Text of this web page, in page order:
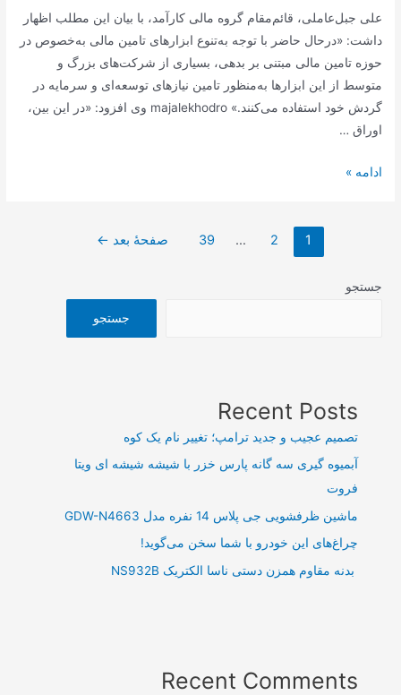
علی جبل‌عاملی، قائم‌مقام گروه مالی کارآمد، با بیان این مطلب اظهار
داشت: «درحال ‌حاضر با توجه به‌تنوع ابزارهای تامین مالی به‌خصوص در
حوزه تامین مالی مبتنی بر بدهی، بسیاری از شرکت‌های بزرگ و
متوسط از این ابزارها به‌منظور تامین نیازهای توسعه‌ای و سرمایه در
گردش خود استفاده می‌کنند.» majalekhodro وی افزود: «در این بین،
اوراق …
تامین
ریالی
ادامه »
1
2
…
39 صفحهٔ بعد ←
جستجو
جستجو
Recent Posts
تصمیم عجیب و جدید ترامپ؛ تغییر نام یک کوه
آبمیوه گیری سه گانه پارس خزر با شیشه شیشه ای ویتا
فروت
ماشین ظرفشویی جی پلاس 14 نفره مدل GDW-N4663
چراغ‌های این خودرو با شما سخن می‌گوید!
بدنه مقاوم همزن دستی ناسا الکتریک NS932B
Recent Comments